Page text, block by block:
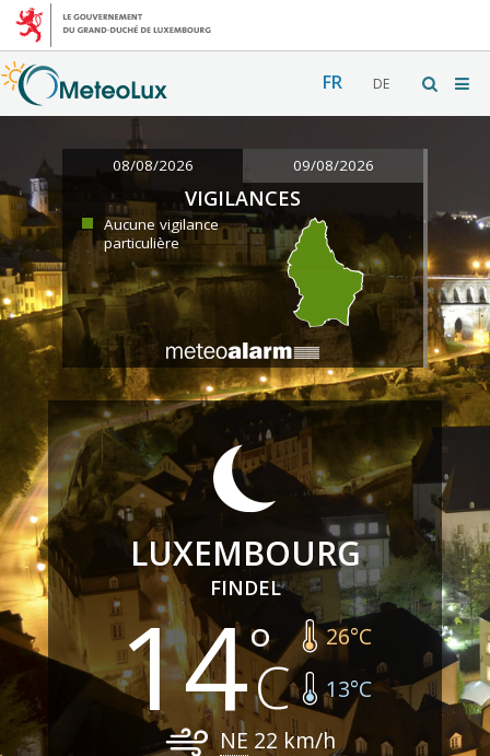
FR DE
08/08/2026 09/08/2026
VIGILANCES
Aucune vigilance
particulière
LUXEMBOURG
FINDEL
14 26°C
13°C
NE 22 km/h